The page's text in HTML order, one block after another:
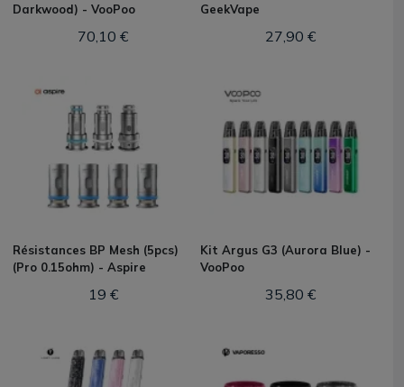
Darkwood) - VooPoo
70,10 €
GeekVape
27,90 €
Résistances BP Mesh (5pcs)
(Pro 0.15ohm) - Aspire
19 €
Kit Argus G3 (Aurora Blue) -
VooPoo
35,80 €